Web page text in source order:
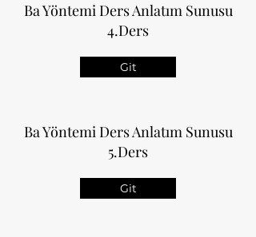
Ba Yöntemi Ders Anlatım Sunusu
4.Ders
Git
Ba Yöntemi Ders Anlatım Sunusu
5.Ders
Git